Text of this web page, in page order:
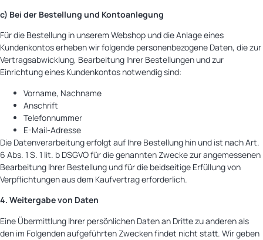
c) Bei der Bestellung und Kontoanlegung
Für die Bestellung in unserem Webshop und die Anlage eines
Kundenkontos erheben wir folgende personenbezogene Daten, die zur
Vertragsabwicklung, Bearbeitung Ihrer Bestellungen und zur
Einrichtung eines Kundenkontos notwendig sind:
Vorname, Nachname
Anschrift
Telefonnummer
E-Mail-Adresse
Die Datenverarbeitung erfolgt auf Ihre Bestellung hin und ist nach Art.
6 Abs. 1 S. 1 lit. b DSGVO für die genannten Zwecke zur angemessenen
Bearbeitung Ihrer Bestellung und für die beidseitige Erfüllung von
Verpflichtungen aus dem Kaufvertrag erforderlich.
4. Weitergabe von Daten
Eine Übermittlung Ihrer persönlichen Daten an Dritte zu anderen als
den im Folgenden aufgeführten Zwecken findet nicht statt. Wir geben